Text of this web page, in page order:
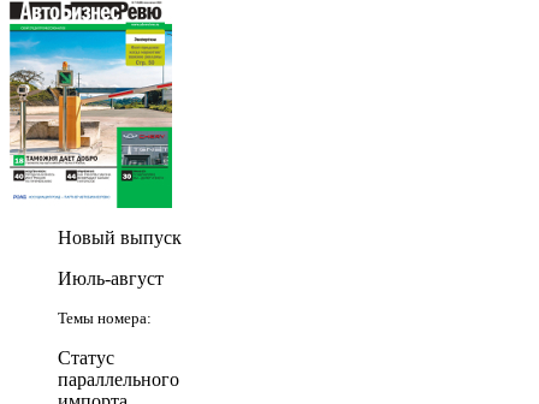
Новый выпуск
Июль-август
Темы номера:
Статус
параллельного